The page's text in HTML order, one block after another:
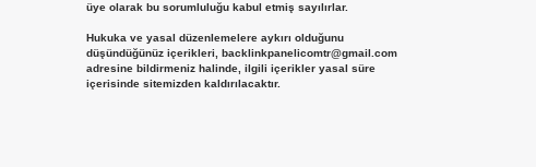
üye olarak bu sorumluluğu kabul etmiş sayılırlar.
Hukuka ve yasal düzenlemelere aykırı olduğunu
düşündüğünüz içerikleri, backlinkpanelicomtr@gmail.com
adresine bildirmeniz halinde, ilgili içerikler yasal süre
içerisinde sitemizden kaldırılacaktır.